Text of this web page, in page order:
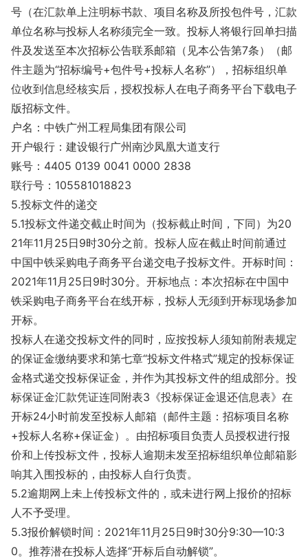
号（在汇款单上注明标书款、项目名称及所投包件号，汇款
单位名称与投标人名称须完全一致。投标人将银行回单扫描
件及发送至本次招标公告联系邮箱（见本公告第7条）（邮
件主题为“招标编号+包件号+投标人名称”），招标组织单
位收到信息经核实后，授权投标人在电子商务平台下载电子
版招标文件。
户名：中铁广州工程局集团有限公司
开户银行：建设银行广州南沙凤凰大道支行
账号：4405 0139 0041 0000 2838
联行号：105581018823
5.投标文件的递交
5.1投标文件递交截止时间为（投标截止时间，下同）为20
21年11月25日9时30分之前。投标人应在截止时间前通过
中国中铁采购电子商务平台递交电子投标文件。开标时间：
2021年11月25日9时30分。开标地点：本次招标在中国中
铁采购电子商务平台在线开标，投标人无须到开标现场参加
开标。
投标人在递交投标文件的同时，应按投标人须知前附表规定
的保证金缴纳要求和第七章“投标文件格式”规定的投标保证
金格式递交投标保证金，并作为其投标文件的组成部分。投
标保证金汇款凭证连同附表3《投标保证金退还信息表》在
开标24小时前发至投标人邮箱（邮件主题：招标项目名称
+投标人名称+保证金）。由招标项目负责人员授权进行报
价和上传投标文件，投标人逾期未发至招标组织单位邮箱影
响其入围投标的，由投标人自行负责。
5.2逾期网上未上传投标文件的，或未进行网上报价的招标
人不予受理。
5.3报价解锁时间：2021年11月25日9时30分9:30—10:3
0。推荐潜在投标人选择“开标后自动解锁”。